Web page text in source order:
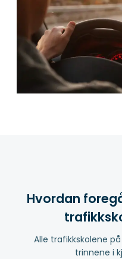
Hvordan
Alle trafikkskolene
trinnene i